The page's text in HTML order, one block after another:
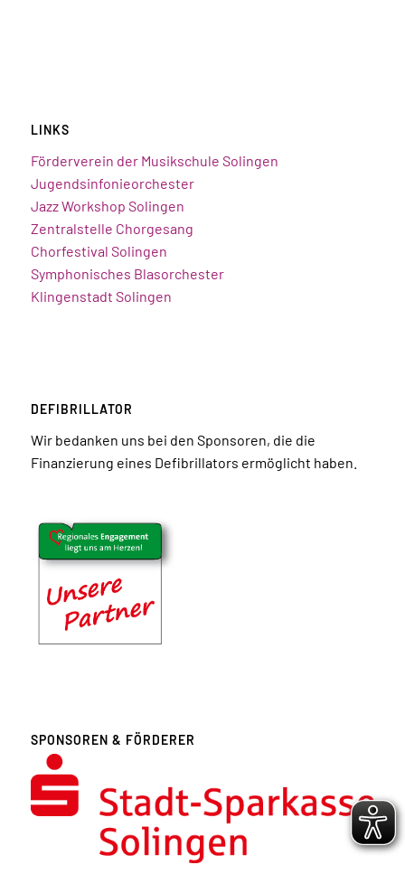
LINKS
Förderverein der Musikschule Solingen
Jugendsinfonieorchester
Jazz Workshop Solingen
Zentralstelle Chorgesang
Chorfestival Solingen
Symphonisches Blasorchester
Klingenstadt Solingen
DEFIBRILLATOR
Wir bedanken uns bei den Sponsoren, die die
Finanzierung eines Defibrillators ermöglicht haben.
SPONSOREN & FÖRDERER